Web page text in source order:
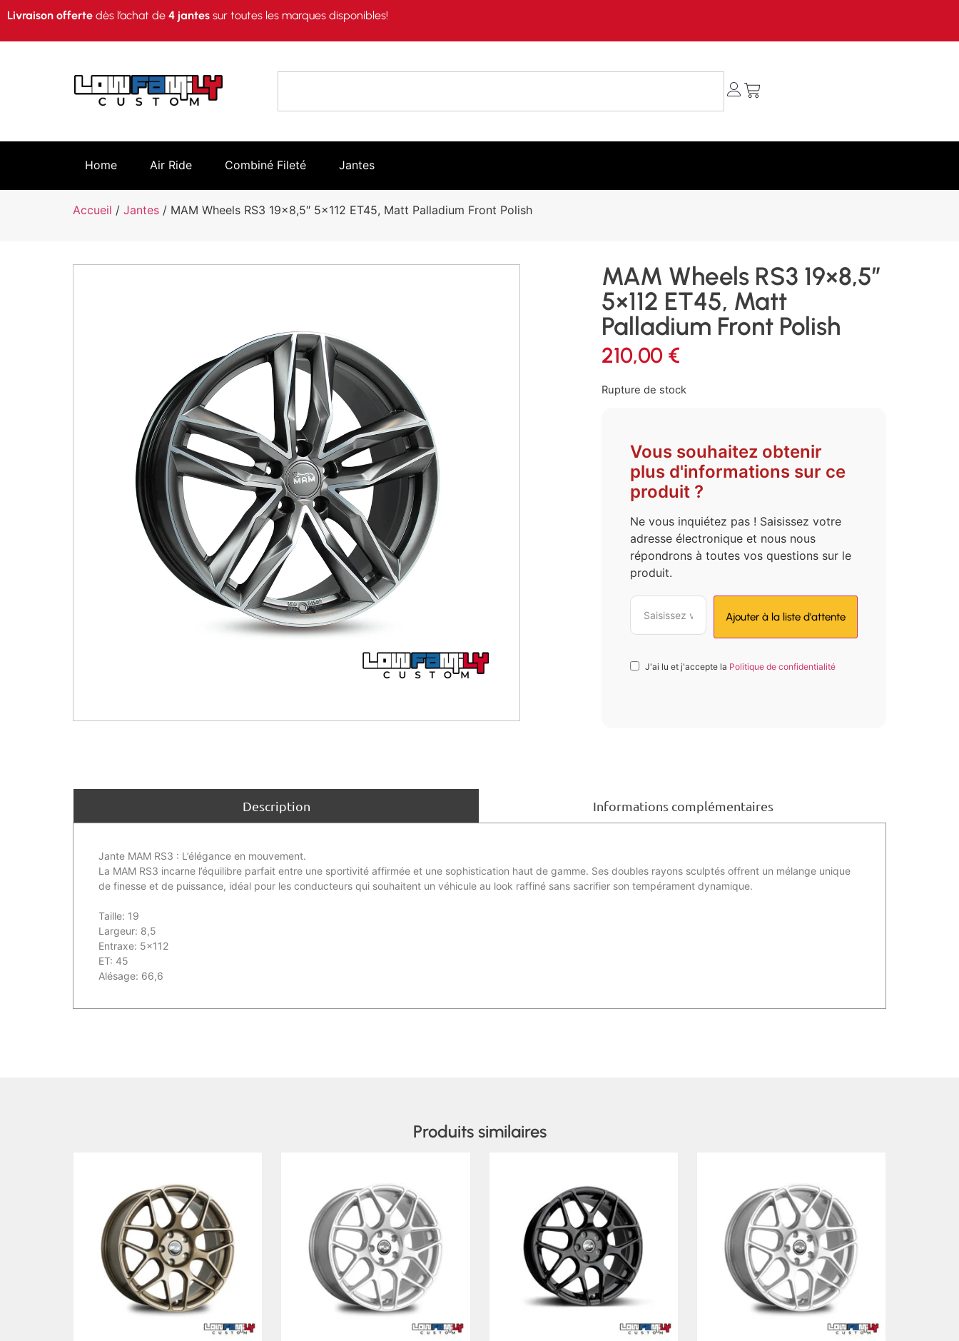
Livraison offerte dès l’achat de 4 jantes sur toutes les marques disponibles!
Home Air Ride Combiné Fileté Jantes
Accueil / Jantes / MAM Wheels RS3 19×8,5″ 5×112 ET45, Matt Palladium Front Polish
MAM Wheels RS3 19×8,5″
5×112 ET45, Matt
Palladium Front Polish
210,00 €
Rupture de stock
Vous souhaitez obtenir
plus d'informations sur ce
produit ?
Ne vous inquiétez pas ! Saisissez votre
adresse électronique et nous nous
répondrons à toutes vos questions sur le
produit.
J'ai lu et j'accepte la Politique de confidentialité
Description Informations complémentaires
Jante MAM RS3 : L’élégance en mouvement.
La MAM RS3 incarne l’équilibre parfait entre une sportivité affirmée et une sophistication haut de gamme. Ses doubles rayons sculptés offrent un mélange unique
de finesse et de puissance, idéal pour les conducteurs qui souhaitent un véhicule au look raffiné sans sacrifier son tempérament dynamique.
Taille: 19
Largeur: 8,5
Entraxe: 5×112
ET: 45
Alésage: 66,6
Produits similaires